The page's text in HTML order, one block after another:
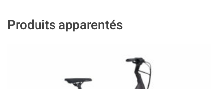
Produits apparentés